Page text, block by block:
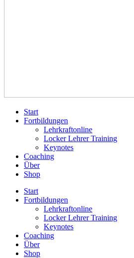
Start
Fortbildungen
Lehrkraftonline
Locker Lehrer Training
Keynotes
Coaching
Über
Shop
Start
Fortbildungen
Lehrkraftonline
Locker Lehrer Training
Keynotes
Coaching
Über
Shop